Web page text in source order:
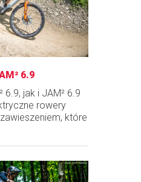
6.9
6.9, jak i JAM² 6.9
rowery
które